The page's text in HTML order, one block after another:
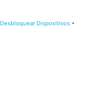
Desbloquear Dispositivos•